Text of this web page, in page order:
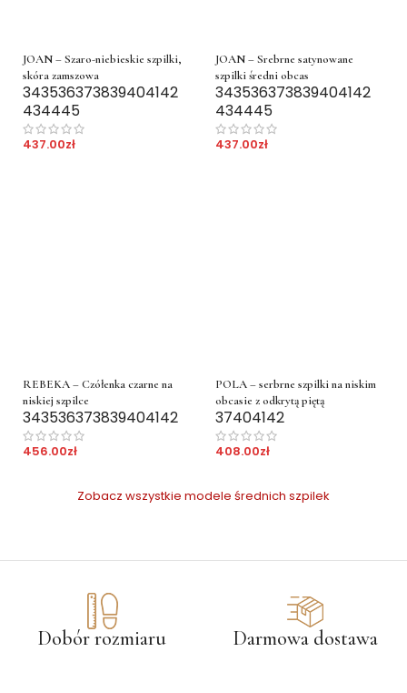
JOAN – Szaro-niebieskie szpilki,
skóra zamszowa
343536373839404142
434445
437.00zł
JOAN – Srebrne satynowane
szpilki średni obcas
343536373839404142
434445
437.00zł
REBEKA – Czółenka czarne na
niskiej szpilce
343536373839404142
456.00zł
POLA – serbrne szpilki na niskim
obcasie z odkrytą piętą
37404142
408.00zł
Zobacz wszystkie modele średnich szpilek
Dobór rozmiaru Darmowa dostawa